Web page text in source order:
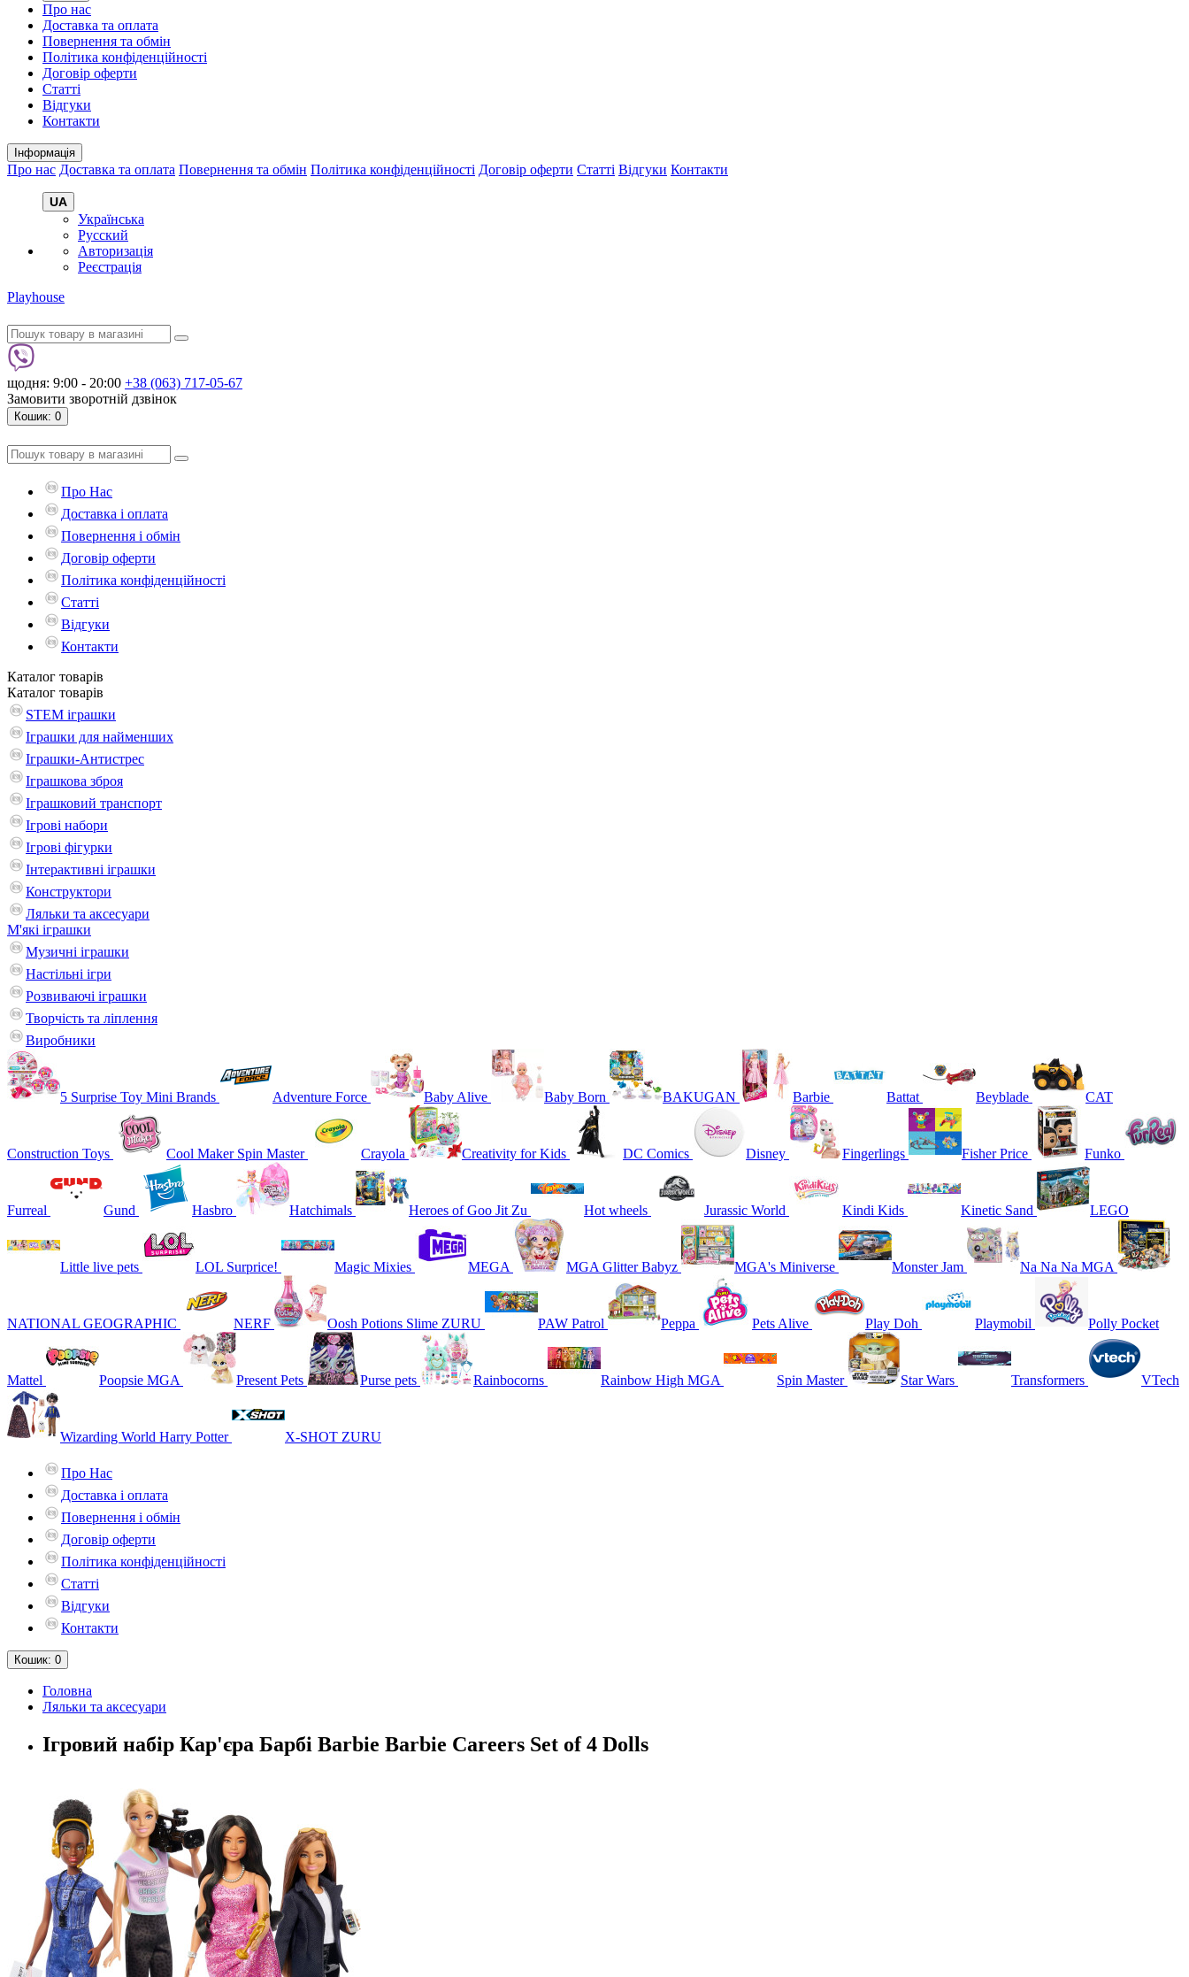
Про нас
Доставка та оплата
Повернення та обмін
Політика конфіденційності
Договір оферти
Статті
Відгуки
Контакти
Інформація
Про нас Доставка та оплата Повернення та обмін Політика конфіденційності Договір оферти Статті Відгуки Контакти
UA
Українська
Русский
Авторизація
Реєстрація
Playhouse
щодня: 9:00 - 20:00 +38 (063) 717-05-67
Замовити зворотній дзвінок
Кошик: 0
Про Нас
Доставка і оплата
Повернення і обмін
Договір оферти
Політика конфіденційності
Статті
Відгуки
Контакти
Каталог товарів
Каталог товарів
STEM іграшки
Іграшки для найменших
Іграшки-Антистрес
Іграшкова зброя
Іграшковий транспорт
Ігрові набори
Ігрові фігурки
Інтерактивні іграшки
Конструктори
Ляльки та аксесуари
М'які іграшки
Музичні іграшки
Настільні iгри
Розвиваючі іграшки
Творчість та ліплення
Виробники
5 Surprise Toy Mini Brands Adventure Force Baby Alive Baby Born BAKUGAN Barbie Battat Beyblade CAT
Construction Toys Cool Maker Spin Master Crayola Creativity for Kids DC Comics Disney Fingerlings Fisher Price Funko
Furreal Gund Hasbro Hatchimals Heroes of Goo Jit Zu Hot wheels Jurassic World Kindi Kids Kinetic Sand LEGO
Little live pets LOL Surprice! Magic Mixies MEGA MGA Glitter Babyz MGA's Miniverse Monster Jam Na Na Na MGA
NATIONAL GEOGRAPHIC NERF Oosh Potions Slime ZURU PAW Patrol Peppa Pets Alive Play Doh Playmobil Polly Pocket
Mattel Poopsie MGA Present Pets Purse pets Rainbocorns Rainbow High MGA Spin Master Star Wars Transformers VTech
Wizarding World Harry Potter X-SHOT ZURU
Про Нас
Доставка і оплата
Повернення і обмін
Договір оферти
Політика конфіденційності
Статті
Відгуки
Контакти
Кошик: 0
Головна
Ляльки та аксесуари
Ігровий набір Кар'єра Барбі Barbie Barbie Careers Set of 4 Dolls